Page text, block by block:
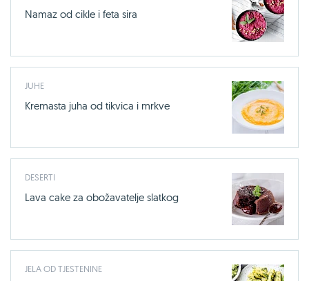
Namaz od cikle i feta sira
JUHE
Kremasta juha od tikvica i mrkve
DESERTI
Lava cake za obožavatelje slatkog
JELA OD TJESTENINE